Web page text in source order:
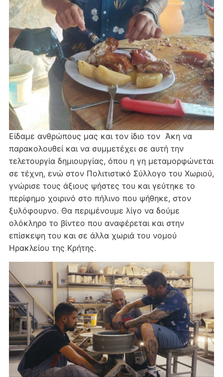
Είδαμε ανθρώπους μας και τον ίδιο τον Άκη να
παρακολουθεί και να συμμετέχει σε αυτή την
τελετουργία δημιουργίας, όπου η γη μεταμορφώνεται
σε τέχνη, ενώ στον Πολιτιστικό Σύλλογο του Χωριού,
γνώρισε τους άξιους ψήστες του και γεύτηκε το
περίφημο χοιρινό στο πήλινο που ψήθηκε, στον
ξυλόφουρνο. Θα περιμένουμε λίγο να δούμε
ολόκληρο το βίντεο που αναφέρεται και στην
επίσκεψη του και σε άλλα χωριά του νομού
Ηρακλείου της Κρήτης.